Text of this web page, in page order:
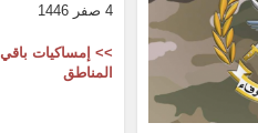
4 صفر 1446
>> إمساكيات باقي
المناطق